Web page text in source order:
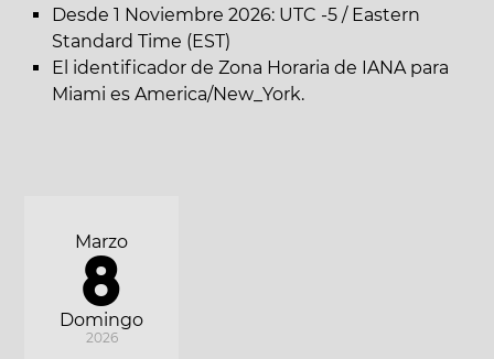
Desde 1 Noviembre 2026: UTC -5 / Eastern
Standard Time (EST)
El identificador de Zona Horaria de IANA para
Miami es America/New_York.
Domingo
Marzo
8
2026